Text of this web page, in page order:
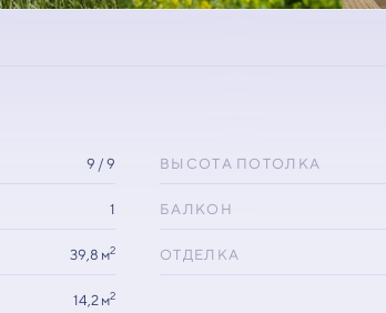
9 / 9
1
39,8 м2
14,2 м2
ВЫСОТА ПОТОЛКА
БАЛКОН
ОТДЕЛКА